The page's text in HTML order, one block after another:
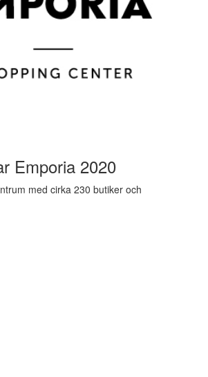
Emporia 2020
med cirka 230 butiker och